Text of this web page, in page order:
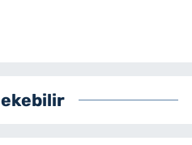
birçok alanda içerik üreten bir
Üniversitesi İletişim
sürdürmektedir.